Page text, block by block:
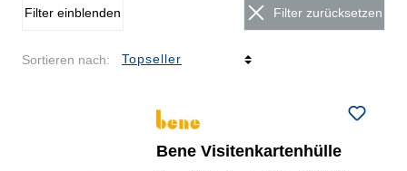
Filter einblenden Filter zurücksetzen
Sortieren nach:
Bene Visitenkartenhülle